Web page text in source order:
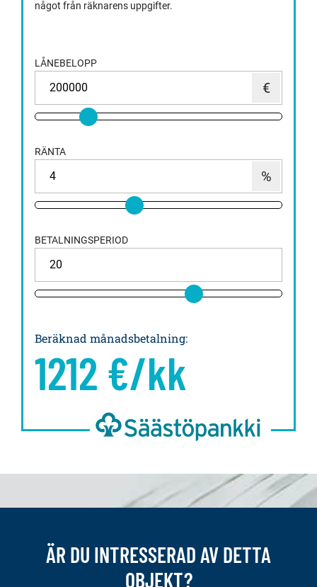
något från räknarens uppgifter.
LÅNEBELOPP
RÄNTA
BETALNINGSPERIOD
Beräknad månadsbetalning:
1212 €/kk
ÄR DU INTRESSERAD AV DETTA
OBJEKT?